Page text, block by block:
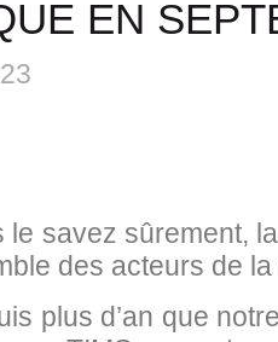
EN
le savez sûrement,
des acteurs de
plus d’an que